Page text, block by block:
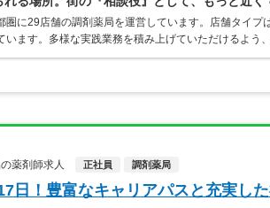
圏に29店舗の調剤薬局を運営しています。店舗タイプ
います。多様な実践業務を積み上げていただけるよう
薬剤師求人
正社員 調剤薬局
日！豊富なキャリアパスと充実し